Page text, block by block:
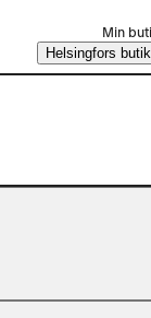
Min
Helsingfors butik